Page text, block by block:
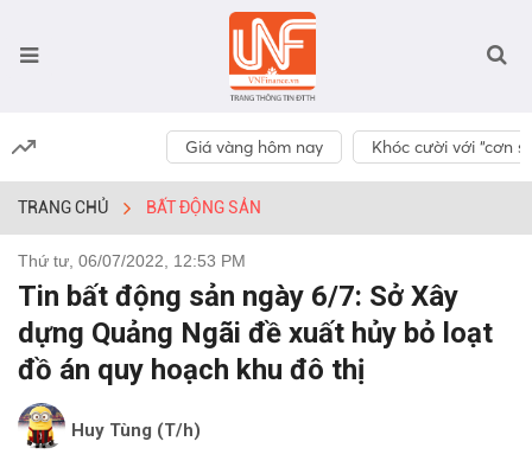
Giá vàng hôm nay Khóc cười với “cơn
TRANG CHỦ BẤT ĐỘNG SẢN
Thứ tư, 06/07/2022, 12:53 PM
Tin bất động sản ngày 6/7: Sở Xây
dựng Quảng Ngãi đề xuất hủy bỏ loạt
đồ án quy hoạch khu đô thị
Huy Tùng (T/h)